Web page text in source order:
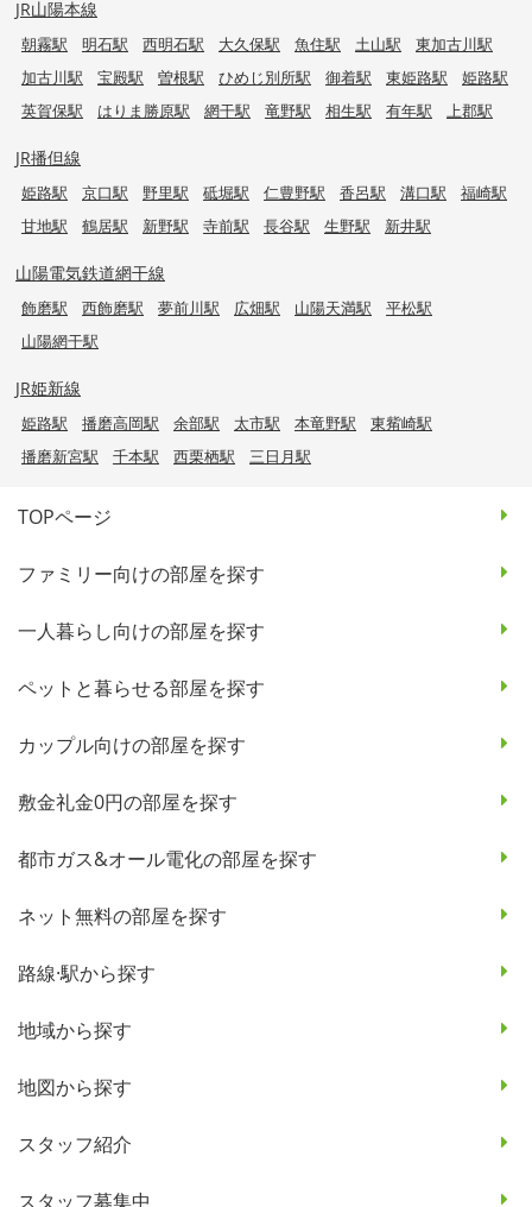
JR山陽本線
朝霧駅 明石駅 西明石駅 大久保駅 魚住駅 土山駅
東加古川駅
加古川駅
宝殿駅 曽根駅 ひめじ別所駅 御着駅 東姫路駅
姫路駅
英賀保駅
はりま勝原駅 網干駅 竜野駅 相生駅 有年駅 上郡駅
JR播但線
姫路駅 京口駅 野里駅 砥堀駅 仁豊野駅 香呂駅 溝口駅
福崎駅
甘地駅
鶴居駅 新野駅 寺前駅 長谷駅 生野駅 新井駅
山陽電気鉄道網干線
飾磨駅 西飾磨駅 夢前川駅 広畑駅 山陽天満駅
平松駅
山陽網干駅
JR姫新線
姫路駅 播磨高岡駅 余部駅 太市駅 本竜野駅
東觜崎駅
播磨新宮駅
千本駅 西栗栖駅 三日月駅
TOPページ
ファミリー向けの部屋を探す
一人暮らし向けの部屋を探す
ペットと暮らせる部屋を探す
カップル向けの部屋を探す
敷金礼金0円の部屋を探す
都市ガス&オール電化の部屋を探す
ネット無料の部屋を探す
路線·駅から探す
地域から探す
地図から探す
スタッフ紹介
スタッフ募集中